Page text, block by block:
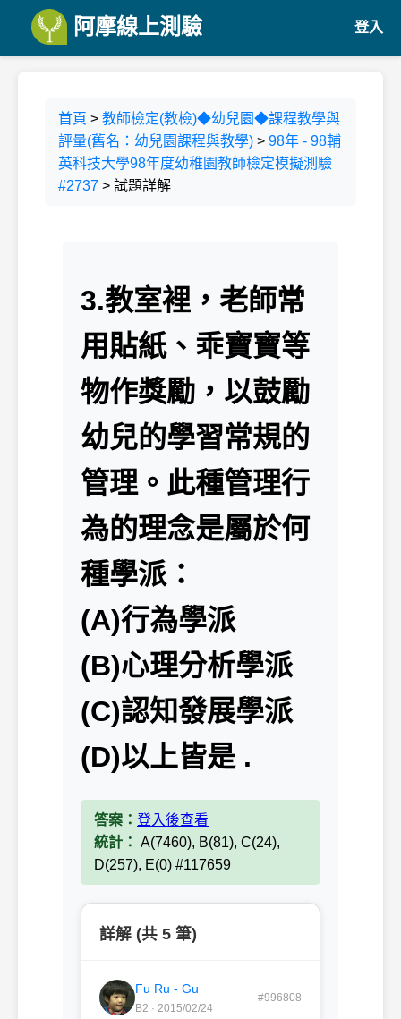
阿摩線上測驗 登入
首頁 > 教師檢定(教檢)◆幼兒園◆課程教學與
評量(舊名：幼兒園課程與教學) > 98年 - 98輔
英科技大學98年度幼稚園教師檢定模擬測驗
#2737 > 試題詳解
3.教室裡，老師常
用貼紙、乖寶寶等
物作獎勵，以鼓勵
幼兒的學習常規的
管理。此種管理行
為的理念是屬於何
種學派：
(A)行為學派
(B)心理分析學派
(C)認知發展學派
(D)以上皆是 .
答案： 登入後查看
統計： A(7460), B(81), C(24),
D(257), E(0) #117659
詳解 (共 5 筆)
Fu Ru - Gu
B2 · 2015/02/24
#996808